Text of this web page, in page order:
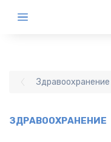
Здравоохранение
ЗДРАВООХРАНЕНИЕ